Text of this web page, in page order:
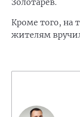
Золотарёв.
Кроме того, на
жителям